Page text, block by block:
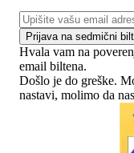
Prijava na sedmični
Hvala vam na
email biltena.
Došlo je do greške.
nastavi, molimo da